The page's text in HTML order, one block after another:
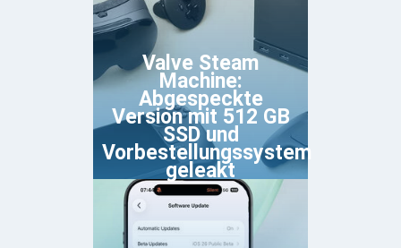
Valve Steam
Machine:
Abgespeckte
Version mit 512 GB
SSD und
Vorbestellungssystem
geleakt